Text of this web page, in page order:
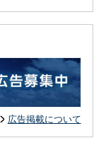
広告掲載について